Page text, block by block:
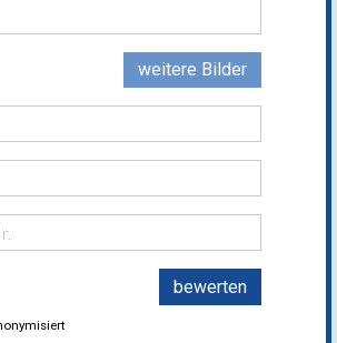
weitere Bilder
bewerten